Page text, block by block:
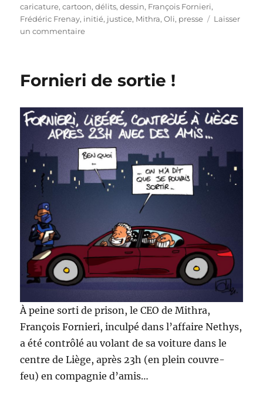
le
caricature,cartoon,délits,dessin, François Fornieri,
Frédéric Frenay, initié, justice, Mithra,Oli, presse
Laisser
un commentairesur
Fornieri de sortie !
À peine sorti de prison, le CEO de Mithra,
François Fornieri, inculpé dans l’affaire Nethys,
a été contrôlé au volant de sa voiture dans le
centre de Liège, après 23h (en plein couvre-
feu) en compagnie d’amis…